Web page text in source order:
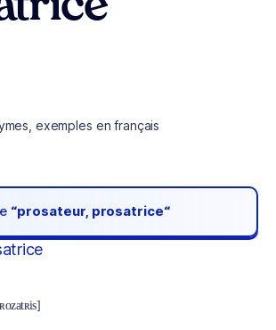
exemples en français
“prosateur, prosatrice“